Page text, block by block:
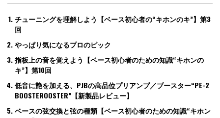
チューニングを理解しよう【ベース初心者の“キホンのキ”】第3
回
やっぱり気になるプロのピック
指板上の音を覚えよう【ベース初心者のための知識“キホンの
キ”】第10回
低音に艶を加える、PJBの高品位プリアンプ／ブースター“PE-2
BOOSTEROOSTER”【新製品レビュー】
ベースの弦交換と弦の種類【ベース初心者のための知識“キホン